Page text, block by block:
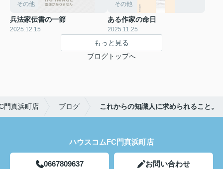
その他
兵法家伝書の一節
2025.12.15
その他
ある作家の命日
2025.11.25
もっと見る
ブログトップへ
門真浜町店 ブログ これからの知識人に求められること。
ハウスコムFC門真浜町店
0667809637 お問い合わせ